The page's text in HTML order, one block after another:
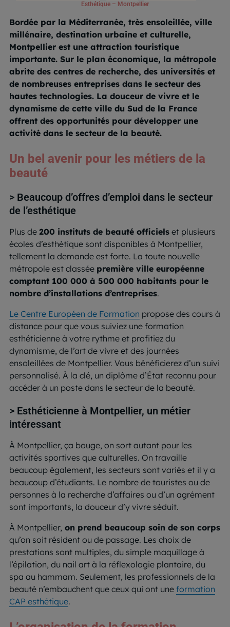
Esthétique – Montpellier
Bordée par la Méditerranée, très ensoleillée, ville
millénaire, destination urbaine et culturelle,
Montpellier est une attraction touristique
importante. Sur le plan économique, la métropole
abrite des centres de recherche, des universités et
de nombreuses entreprises dans le secteur des
hautes technologies. La douceur de vivre et le
dynamisme de cette ville du Sud de la France
offrent des opportunités pour développer une
activité dans le secteur de la beauté.
Un bel avenir pour les métiers de la
beauté
> Beaucoup d’offres d’emploi dans le secteur
de l’esthétique
Plus de 200 instituts de beauté officiels et plusieurs
écoles d’esthétique sont disponibles à Montpellier,
tellement la demande est forte. La toute nouvelle
métropole est classée première ville européenne
comptant 100 000 à 500 000 habitants pour le
nombre d’installations d’entreprises.
Le Centre Européen de Formation propose des cours à
distance pour que vous suiviez une formation
esthéticienne à votre rythme et profitiez du
dynamisme, de l’art de vivre et des journées
ensoleillées de Montpellier. Vous bénéficierez d’un suivi
personnalisé. À la clé, un diplôme d’État reconnu pour
accéder à un poste dans le secteur de la beauté.
> Esthéticienne à Montpellier, un métier
intéressant
À Montpellier, ça bouge, on sort autant pour les
activités sportives que culturelles. On travaille
beaucoup également, les secteurs sont variés et il y a
beaucoup d’étudiants. Le nombre de touristes ou de
personnes à la recherche d’affaires ou d’un agrément
sont importants, la douceur d’y vivre séduit.
À Montpellier, on prend beaucoup soin de son corps
qu’on soit résident ou de passage. Les choix de
prestations sont multiples, du simple maquillage à
l’épilation, du nail art à la réflexologie plantaire, du
spa au hammam. Seulement, les professionnels de la
beauté n’embauchent que ceux qui ont une formation
CAP esthétique.